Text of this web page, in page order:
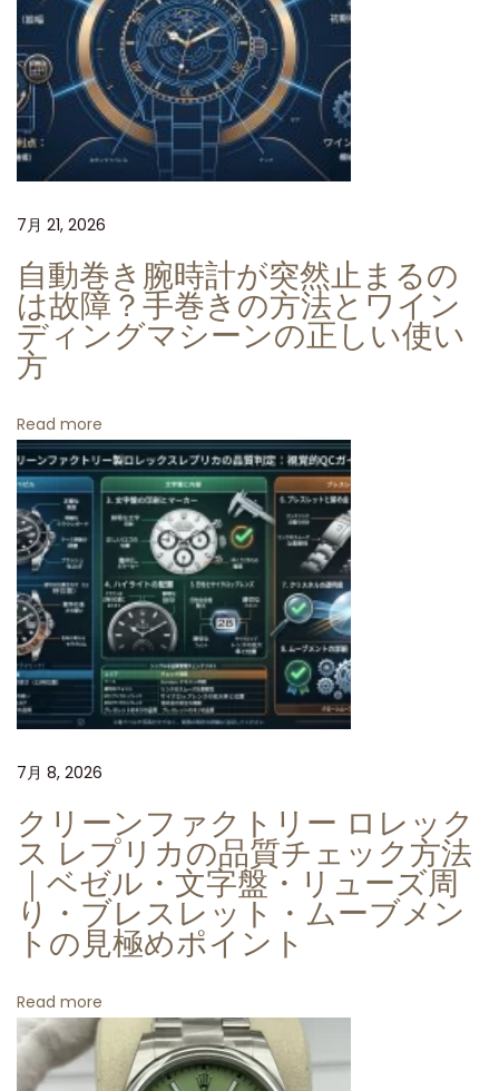
イ
ト
ジ
ャ
ス
ト
1
m
m
：
プ
ラ
チ
ナ
ベ
ゼ
ル
と
グ
レ
ー
ダ
イ
ア
が
織
な
す
高
の
ク
7月 21, 2026
自動巻き腕時計が突然止まるの
は故障？手巻きの方法とワイン
ディングマシーンの正しい使い
方
Read more
7月 8, 2026
クリーンファクトリー ロレック
ス レプリカの品質チェック方法
｜ベゼル・文字盤・リューズ周
り・ブレスレット・ムーブメン
トの見極めポイント
Read more